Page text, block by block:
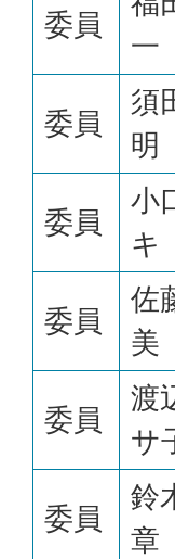
委員
一
委員
須
明
委員
小
キ
委員
佐
美
委員
渡
サ
委員
鈴
章